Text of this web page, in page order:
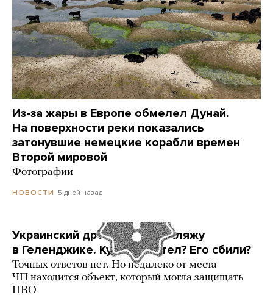
Из-за жары в Европе обмелел Дунай.
На поверхности реки показались
затонувшие немецкие корабли времен
Второй мировой
Фотографии
НОВОСТИ 5 дней назад
Украинский дрон попал по пляжу
в Геленджике. Куда он летел? Его сбили?
Точных ответов нет. Но недалеко от места
ЧП находится объект, который могла защищать
ПВО